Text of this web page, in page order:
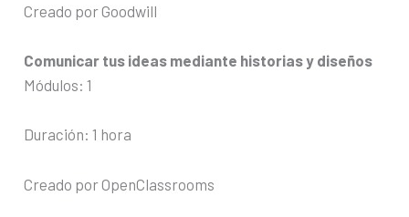
Creado por Goodwill
Comunicar tus ideas mediante historias y diseños
Módulos: 1
Duración: 1 hora
Creado por OpenClassrooms